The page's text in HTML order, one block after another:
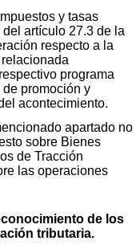
y tasas
artículo 27.3 de la
respecto a la
programa
promoción y
acontecimiento.
apartado no
sobre Bienes
de Tracción
las operaciones
de los
tributaria.